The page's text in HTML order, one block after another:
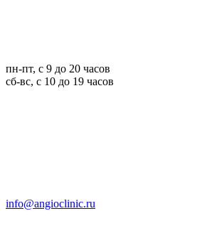
пн-пт, с 9 до 20 часов
сб-вс, с 10 до 19 часов
info@angioclinic.ru